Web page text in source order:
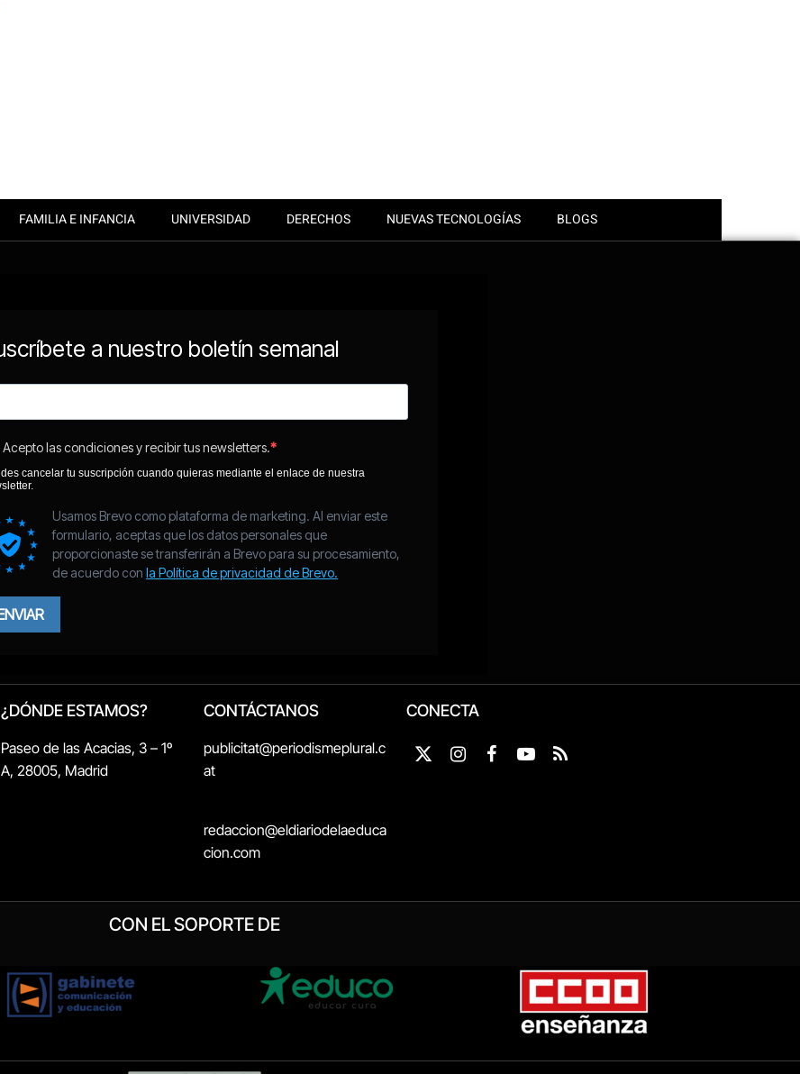
FAMILIA E INFANCIA UNIVERSIDAD DERECHOS NUEVAS TECNOLOGÍAS BLOGS
¿DÓNDE ESTAMOS?
Paseo de las Acacias, 3 – 1º
A, 28005, Madrid
CONTÁCTANOS
publicitat@periodismeplural.c
at
redaccion@eldiariodelaeduca
cion.com
CONECTA
X
InstagramFacebookYouTubeRSS
CON EL SOPORTE DE